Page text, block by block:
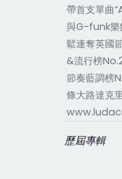
帶首支單曲
與G-funk樂
鬆連奪英國
&流行榜
節奏藍調榜
條大路達克
歷屆專輯